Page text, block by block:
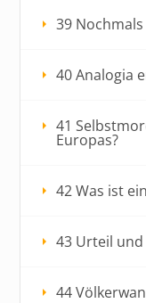
39
40 Analogia
41
Europas?
42 Was ist
43 Urteil
44